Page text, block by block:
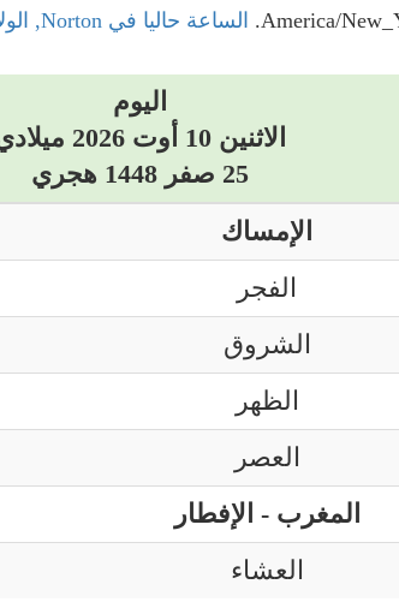
الساعة حاليا في Norton, الولايات المتحدة الأمريكية
اليوم
الاثنين 10 أوت 2026 ميلادي
25 صفر 1448 هجري
الإمساك
الفجر
الشروق
الظهر
العصر
المغرب - الإفطار
العشاء